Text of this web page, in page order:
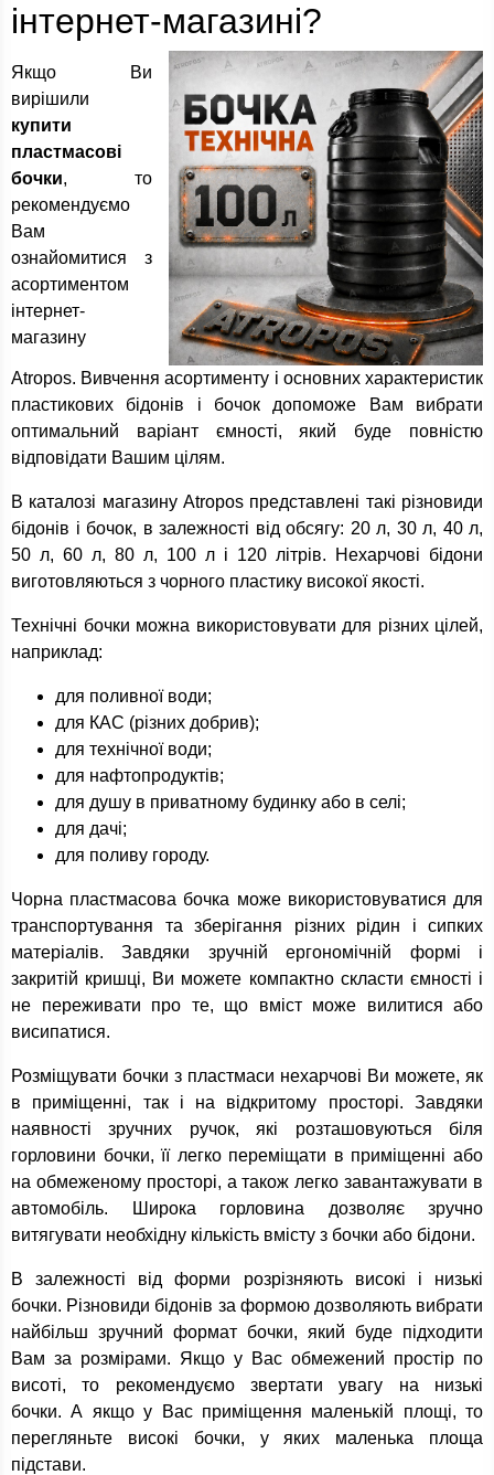
інтернет-магазині?
Якщо Ви
вирішили
купити
пластмасові
бочки, то
рекомендуємо
Вам
ознайомитися з
асортиментом
інтернет-
магазину
Atropos. Вивчення асортименту і основних характеристик
пластикових бідонів і бочок допоможе Вам вибрати
оптимальний варіант ємності, який буде повністю
відповідати Вашим цілям.
В каталозі магазину Atropos представлені такі різновиди
бідонів і бочок, в залежності від обсягу: 20 л, 30 л, 40 л,
50 л, 60 л, 80 л, 100 л і 120 літрів. Нехарчові бідони
виготовляються з чорного пластику високої якості.
Технічні бочки можна використовувати для різних цілей,
наприклад:
для поливної води;
для КАС (різних добрив);
для технічної води;
для нафтопродуктів;
для душу в приватному будинку або в селі;
для дачі;
для поливу городу.
Чорна пластмасова бочка може використовуватися для
транспортування та зберігання різних рідин і сипких
матеріалів. Завдяки зручній ергономічній формі і
закритій кришці, Ви можете компактно скласти ємності і
не переживати про те, що вміст може вилитися або
висипатися.
Розміщувати бочки з пластмаси нехарчові Ви можете, як
в приміщенні, так і на відкритому просторі. Завдяки
наявності зручних ручок, які розташовуються біля
горловини бочки, її легко переміщати в приміщенні або
на обмеженому просторі, а також легко завантажувати в
автомобіль. Широка горловина дозволяє зручно
витягувати необхідну кількість вмісту з бочки або бідони.
В залежності від форми розрізняють високі і низькі
бочки. Різновиди бідонів за формою дозволяють вибрати
найбільш зручний формат бочки, який буде підходити
Вам за розмірами. Якщо у Вас обмежений простір по
висоті, то рекомендуємо звертати увагу на низькі
бочки. А якщо у Вас приміщення маленькій площі, то
перегляньте високі бочки, у яких маленька площа
підстави.